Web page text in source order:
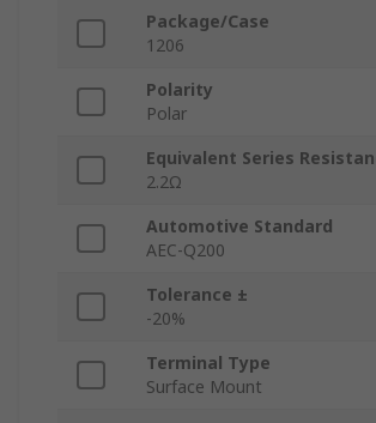
Package/Case
1206
Polarity
Polar
Equivalent Series
2.2Ω
Automotive Standard
AEC-Q200
Tolerance ±
-20%
Terminal Type
Surface Mount